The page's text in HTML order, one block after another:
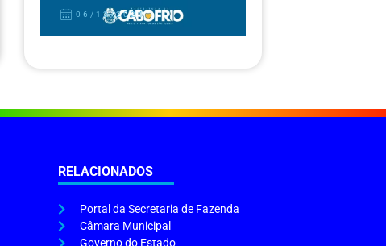
06/12/2024
RELACIONADOS
Portal da Secretaria de Fazenda
Câmara Municipal
Governo do Estado